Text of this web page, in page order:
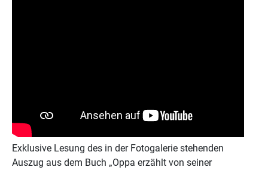
Exklusive Lesung des in der Fotogalerie stehenden
Auszug aus dem Buch „Oppa erzählt von seiner